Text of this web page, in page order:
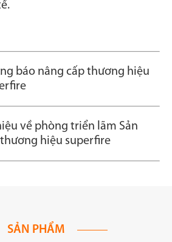
báo nâng cấp thương hiệu
về phòng triển lãm Sản
hiệu superfire
SẢN PHẨM